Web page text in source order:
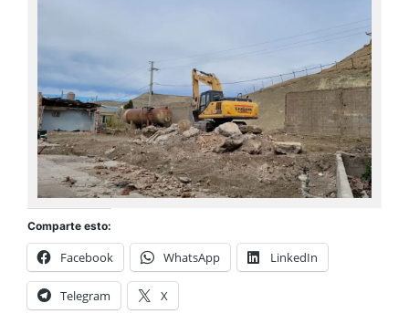
Comparte esto:
Facebook WhatsApp LinkedIn
Telegram X